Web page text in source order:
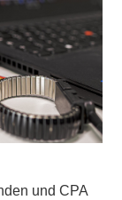
und CPA